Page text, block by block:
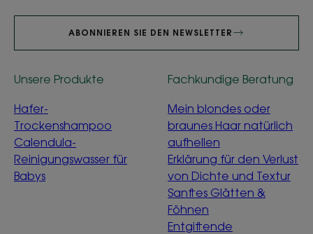
ABONNIEREN SIE DEN NEWSLETTER
Unsere Produkte
Hafer-
Trockenshampoo
Calendula-
Reinigungswasser für
Babys
Fachkundige Beratung
Mein blondes oder
braunes Haar natürlich
aufhellen
Erklärung für den Verlust
von Dichte und Textur
Sanftes Glätten &
Föhnen
Entgiftende